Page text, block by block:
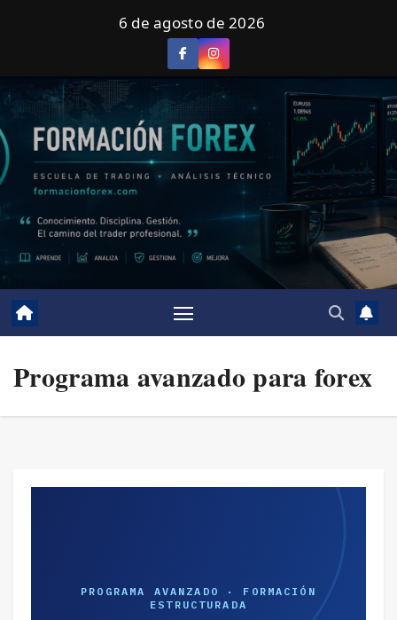
6 de agosto de 2026
Programa avanzado para forex
PROGRAMA AVANZADO · FORMACIÓN
ESTRUCTURADA